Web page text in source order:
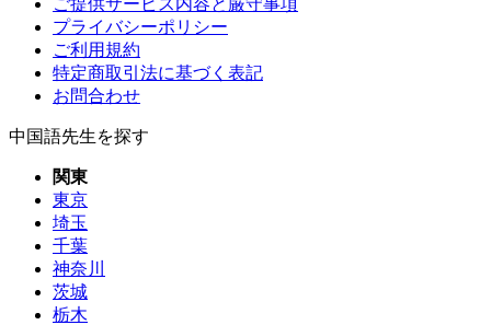
プライバシーポリシー
ご利用規約
特定商取引法に基づく表記
お問合わせ
中国語先生を探す
関東
東京
埼玉
千葉
神奈川
茨城
栃木